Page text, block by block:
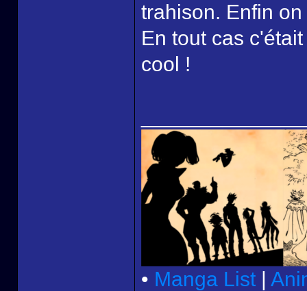
trahison. Enfin
En tout cas
cool !
• Manga List |